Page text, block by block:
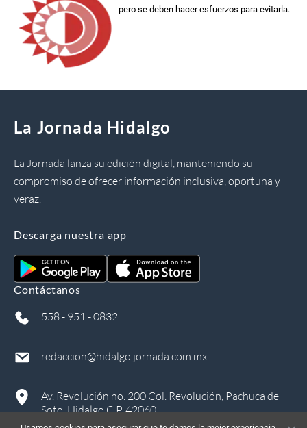
pero se deben hacer esfuerzos para evitarla.
La Jornada Hidalgo
La Jornada lanza su edición digital, manteniendo su
compromiso de ofrecer información inclusiva, oportuna y
veraz.
Descarga nuestra app
Contáctanos
558 - 951 - 0832
redaccion@hidalgo.jornada.com.mx
Av. Revolución no. 200 Col. Revolución, Pachuca de
Soto, Hidalgo C.P. 42060